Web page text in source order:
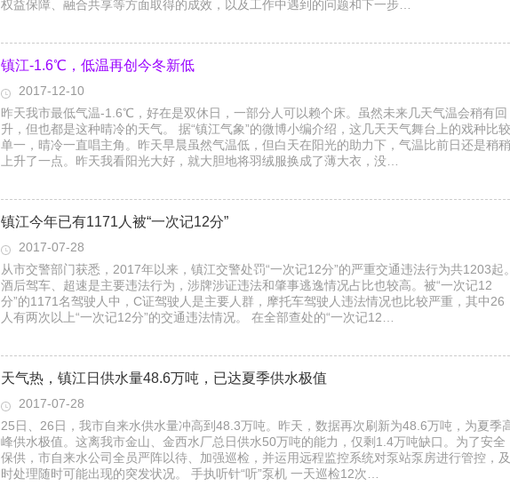
权益保障、融合共享等方面取得的成效，以及工作中遇到的问题和下一步…
镇江-1.6℃，低温再创今冬新低
2017-12-10
昨天我市最低气温-1.6℃，好在是双休日，一部分人可以赖个床。虽然未来几天气温会稍有回
升，但也都是这种晴冷的天气。 据“镇江气象”的微博小编介绍，这几天天气舞台上的戏种比较
单一，晴冷一直唱主角。昨天早晨虽然气温低，但白天在阳光的助力下，气温比前日还是稍稍
上升了一点。昨天我看阳光大好，就大胆地将羽绒服换成了薄大衣，没…
镇江今年已有1171人被“一次记12分”
2017-07-28
从市交警部门获悉，2017年以来，镇江交警处罚“一次记12分”的严重交通违法行为共1203起。
酒后驾车、超速是主要违法行为，涉牌涉证违法和肇事逃逸情况占比也较高。被“一次记12
分”的1171名驾驶人中，C证驾驶人是主要人群，摩托车驾驶人违法情况也比较严重，其中26
人有两次以上“一次记12分”的交通违法情况。 在全部查处的“一次记12…
天气热，镇江日供水量48.6万吨，已达夏季供水极值
2017-07-28
25日、26日，我市自来水供水量冲高到48.3万吨。昨天，数据再次刷新为48.6万吨，为夏季
峰供水极值。这离我市金山、金西水厂总日供水50万吨的能力，仅剩1.4万吨缺口。为了安全
保供，市自来水公司全员严阵以待、加强巡检，并运用远程监控系统对泵站泵房进行管控，及
时处理随时可能出现的突发状况。 手执听针“听”泵机 一天巡检12次…